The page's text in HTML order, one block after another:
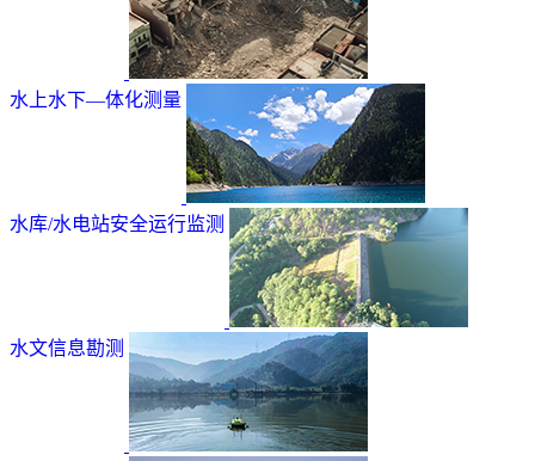
水上水下—体化测量
水库/水电站安全运行监测
水文信息勘测